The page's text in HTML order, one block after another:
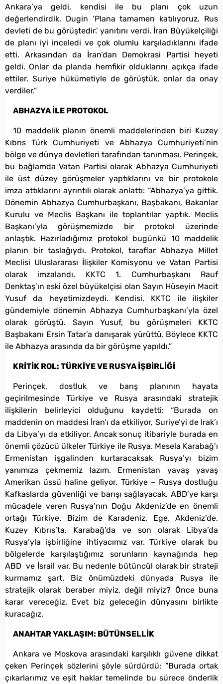
Ankara’ya geldi, kendisi ile bu planı çok uzun
değerlendirdik. Dugin ‘Plana tamamen katılıyoruz. Rus
devleti de bu görüştedir.’ yanıtını verdi. İran Büyükelçiliği
de planı iyi inceledi ve çok olumlu karşıladıklarını ifade
etti. Arkasından da İran’dan Demokrasi Partisi heyeti
geldi. Onlar da planda hemfikir olduklarını açıkça ifade
ettiler. Suriye hükümetiyle de görüştük, onlar da onay
verdiler.”
ABHAZYA İLE PROTOKOL
10 maddelik planın önemli maddelerinden biri Kuzey
Kıbrıs Türk Cumhuriyeti ve Abhazya Cumhuriyeti’nin
bölge ve dünya devletleri tarafından tanınması. Perinçek,
bu bağlamda Vatan Partisi olarak Abhazya Cumhuriyeti
ile üst düzey görüşmeler yaptıklarını ve bir protokole
imza attıklarını ayrıntılı olarak anlattı: “Abhazya’ya gittik.
Dönemin Abhazya Cumhurbaşkanı, Başbakanı, Bakanlar
Kurulu ve Meclis Başkanı ile toplantılar yaptık. Meclis
Başkanı’yla görüşmemizde bir protokol üzerinde
anlaştık. Hazırladığımız protokol bugünkü 10 maddelik
planın bir taslağıydı. Protokol, taraflar Abhazya Millet
Meclisi Uluslararası İlişkiler Komisyonu ve Vatan Partisi
olarak imzalandı. KKTC 1. Cumhurbaşkanı Rauf
Denktaş’ın eski özel büyükelçisi olan Sayın Hüseyin Macit
Yusuf da heyetimizdeydi. Kendisi, KKTC ile ilişkiler
gündemiyle dönemin Abhazya Cumhurbaşkanı’yla özel
olarak görüştü. Sayın Yusuf, bu görüşmeleri KKTC
Başbakanı Ersin Tatar’a danışarak yürüttü. Böylece KKTC
ile Abhazya arasında da bir görüşme yapıldı.”
KRİTİK ROL: TÜRKİYE VE RUSYA İŞBİRLİĞİ
Perinçek, dostluk ve barış planının hayata
geçirilmesinde Türkiye ve Rusya arasındaki stratejik
ilişkilerin belirleyici olduğunu kaydetti: “Burada on
maddenin on maddesi İran’ı da etkiliyor, Suriye’yi de Irak’ı
da Libya’yı da etkiliyor. Ancak sonuç itibariyle burada en
önemli çözücü ülkeler Türkiye ile Rusya. Mesela Karabağ’ı
Ermenistan işgalinden kurtaracaksak Rusya’yı bizim
yanımıza çekmemiz lazım. Ermenistan yavaş yavaş
Amerikan üssü haline geliyor. Türkiye – Rusya dostluğu
Kafkaslarda güvenliği ve barışı sağlayacak. ABD’ye karşı
mücadele veren Rusya’nın Doğu Akdeniz’de en önemli
ortağı Türkiye. Bizim de Karadeniz, Ege, Akdeniz’de,
Kuzey Kıbrıs’ta, Karabağ’da ve son olarak Libya’da
Rusya’yla işbirliğine ihtiyacımız var. Türkiye olarak bu
bölgelerde karşılaştığımız sorunların kaynağında hep
ABD ve İsrail var. Bu nedenle bütüncül olarak bir strateji
kurmamız şart. Biz önümüzdeki dünyada Rusya ile
stratejik olarak beraber miyiz, değil miyiz? Önce buna
karar vereceğiz. Evet biz geleceğin dünyasını birlikte
kuracağız.
ANAHTAR YAKLAŞIM: BÜTÜNSELLİK
Ankara ve Moskova arasındaki karşılıklı güvene dikkat
çeken Perinçek sözlerini şöyle sürdürdü: “Burada ortak
çıkarlarımız ve eşit haklar temelinde bu sürece önderlik